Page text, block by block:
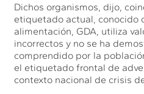
Dichos organismos, dijo,
etiquetado actual, conocido
alimentación, GDA, utiliza
incorrectos y no se ha
comprendido por la
el etiquetado frontal de
contexto nacional de crisis